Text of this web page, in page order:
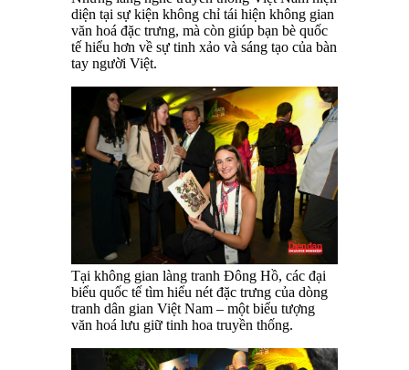
diện tại sự kiện không chỉ tái hiện không gian
văn hoá đặc trưng, mà còn giúp bạn bè quốc
tế hiểu hơn về sự tinh xảo và sáng tạo của bàn
tay người Việt.
Tại không gian làng tranh Đông Hồ, các đại
biểu quốc tế tìm hiểu nét đặc trưng của dòng
tranh dân gian Việt Nam – một biểu tượng
văn hoá lưu giữ tinh hoa truyền thống.